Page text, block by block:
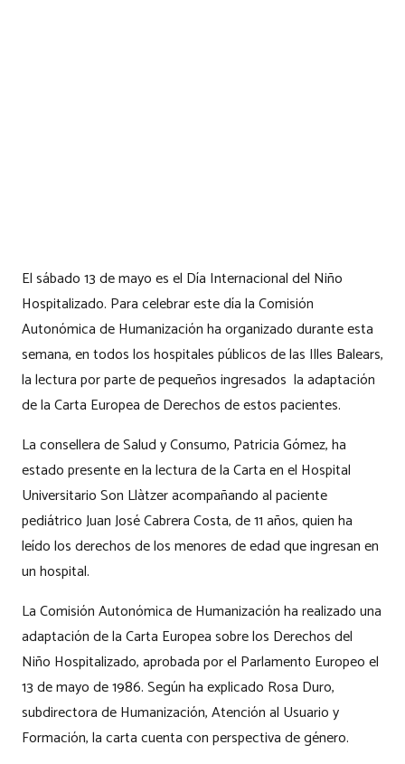
El sábado 13 de mayo es el Día Internacional del Niño
Hospitalizado. Para celebrar este día la Comisión
Autonómica de Humanización ha organizado durante esta
semana, en todos los hospitales públicos de las Illes Balears,
la lectura por parte de pequeños ingresados la adaptación
de la Carta Europea de Derechos de estos pacientes.
La consellera de Salud y Consumo, Patricia Gómez, ha
estado presente en la lectura de la Carta en el Hospital
Universitario Son Llàtzer acompañando al paciente
pediátrico Juan José Cabrera Costa, de 11 años, quien ha
leído los derechos de los menores de edad que ingresan en
un hospital.
La Comisión Autonómica de Humanización ha realizado una
adaptación de la Carta Europea sobre los Derechos del
Niño Hospitalizado, aprobada por el Parlamento Europeo el
13 de mayo de 1986. Según ha explicado Rosa Duro,
subdirectora de Humanización, Atención al Usuario y
Formación, la carta cuenta con perspectiva de género.